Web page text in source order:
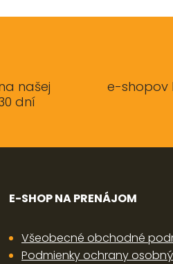
našej
dní
e-shopov
E-SHOP NA PRENÁJOM
Všeobecné obchodné
Podmienky ochrany